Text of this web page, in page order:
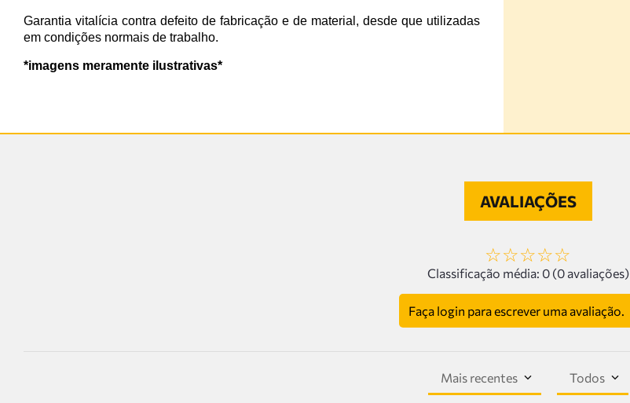
Garantia vitalícia contra defeito de fabricação e de material, desde que utilizadas
em condições normais de trabalho.
*imagens meramente ilustrativas*
AVALIAÇÕES
☆☆☆☆☆
Classificação média: 0 (0 avaliações)
Faça login para escrever uma avaliação.
Mais recentes Todos